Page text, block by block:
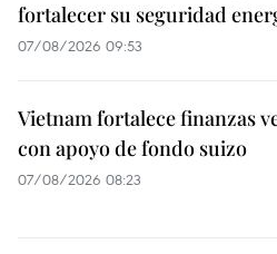
fortalecer su seguridad
07/08/2026 09:53
Vietnam fortalece finanzas
con apoyo de fondo suizo
07/08/2026 08:23